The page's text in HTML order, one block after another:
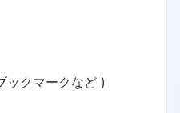
ックマークなど )